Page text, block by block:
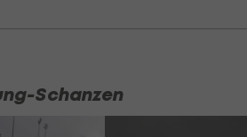
Schanzen